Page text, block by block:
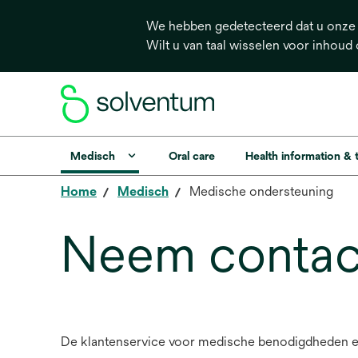
We hebben gedetecteerd dat u
Wilt u van taal wisselen voor inhoud
Medisch Oral care Health information &
Home Medisch Medische ondersteuning
Neem
De klantenservice voor medische benodigdheden